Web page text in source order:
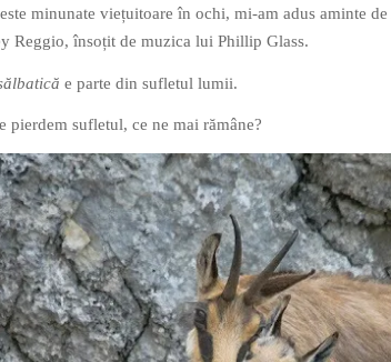
minunate viețuitoare în ochi, mi-am adus aminte de
Reggio, însoțit de muzica lui Phillip Glass.
e parte din sufletul lumii.
pierdem sufletul, ce ne mai rămâne?